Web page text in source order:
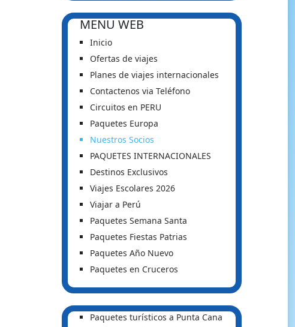
MENU WEB
Inicio
Ofertas de viajes
Planes de viajes internacionales
Contactenos via Teléfono
Circuitos en PERU
Paquetes Europa
Nuestros Socios
PAQUETES INTERNACIONALES
Destinos Exclusivos
Viajes Escolares 2026
Viajar a Perú
Paquetes Semana Santa
Paquetes Fiestas Patrias
Paquetes Año Nuevo
Paquetes en Cruceros
Paquetes turísticos a Punta Cana